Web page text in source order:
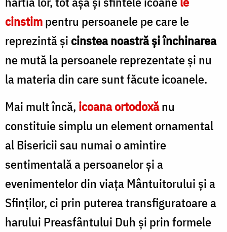
cinstimpentru persoanele pe care le
reprezintă șicinstea noastră și închinarea
ne mută la persoanele reprezentate și nu
la materia din care sunt făcute icoanele.
Mai mult încă, icoana ortodoxănu
constituie simplu un element ornamental
al Bisericii sau numai o amintire
sentimentală a persoanelor și a
evenimentelor din viața Mântuitorului și a
Sfinților, ci prin puterea transfiguratoare a
harului Preasfântului Duh și prin formele